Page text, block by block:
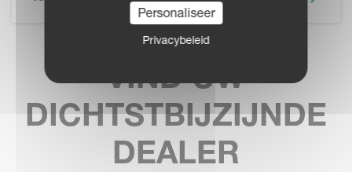
VIND UW
DICHTSTBIJZIJNDE
DEALER
Personaliseer
Privacybeleid